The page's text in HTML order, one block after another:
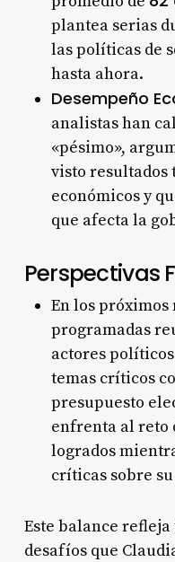
plantea serias
las políticas de
hasta ahora.
Desempeño
analistas han
«pésimo»,
visto
económicos y
que afecta la
Perspectivas
En los próximos
programadas
actores
temas críticos
presupuesto
enfrenta al reto
logrados
críticas sobre
Este balance
desafíos que